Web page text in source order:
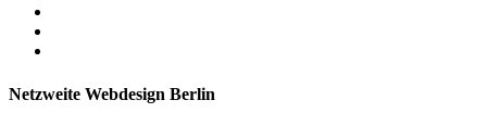
Netzweite Webdesign Berlin